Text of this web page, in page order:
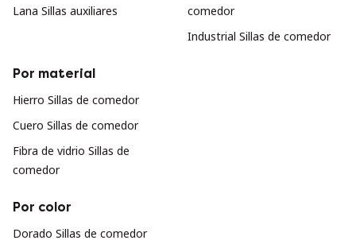
Lana Sillas auxiliares
comedor
Industrial Sillas de comedor
Por material
Hierro Sillas de comedor
Cuero Sillas de comedor
Fibra de vidrio Sillas de
comedor
Por color
Dorado Sillas de comedor